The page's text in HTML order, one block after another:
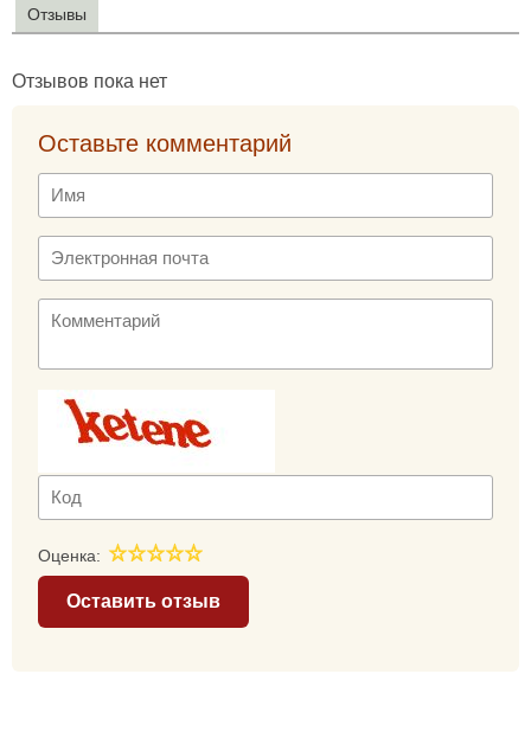
Отзывы
Отзывов пока нет
Оставьте комментарий
Оценка:
Оставить отзыв